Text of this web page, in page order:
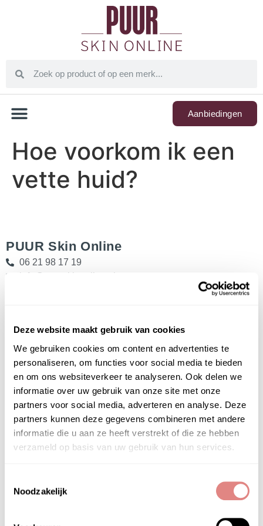
Deze website maakt gebruik van cookies
We gebruiken cookies om content en advertenties te
personaliseren, om functies voor social media te bieden
en om ons websiteverkeer te analyseren. Ook delen we
informatie over uw gebruik van onze site met onze
partners voor social media, adverteren en analyse. Deze
partners kunnen deze gegevens combineren met andere
informatie die u aan ze heeft verstrekt of die ze hebben
verzameld op basis van uw gebruik van hun services.
Noodzakelijk
Aanbiedingen
Hoe voorkom ik een
vette huid?
PUUR Skin Online
06 21 98 17 19
info@puurskinonline.nl
Gratis huidadvies
Contact
Privacyverklaring
Algemene Voorwaarden
Veelgestelde vragen (FAQ)
Het PUUR Skin Online is onderdeel vanPUUR
Huidinstituut &PUUR Natural Skin
Huidproblemen
Droge huid